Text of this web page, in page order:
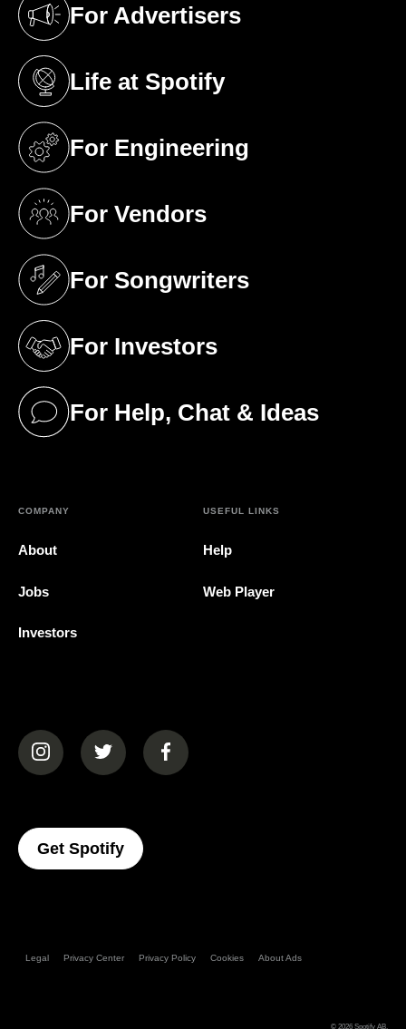
For Advertisers
(opens in a new tab)
Life at Spotify
(opens in a new tab)
For Engineering
(opens in a new tab)
For Vendors
(opens in a new tab)
For Songwriters
(opens in a new tab)
For Investors
(opens in a new tab)
For Help, Chat & Ideas
(opens in a new tab)
COMPANY
About
Jobs
Investors
USEFUL LINKS
Help
Web Player
(opens in a new tab)(opens in a new tab)(opens in a new tab)
Get Spotify(opens In A New Tab)
Legal Privacy Center Privacy Policy Cookies About Ads
© 2026 Spotify AB.